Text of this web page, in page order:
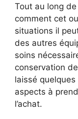
Tout au long
comment cet
situations il
des autres
soins
conservation
laissé
aspects à
l’achat.